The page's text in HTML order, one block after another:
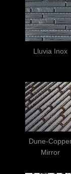
Lluvia Inox
Dune-
Mirror